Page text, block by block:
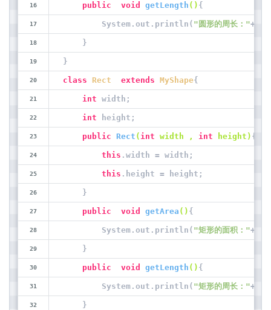
public void getLength () {
        System.out.println(
"圆形的周长："+
    }
}
class Rect extends MyShape{
int width;
int height;
public Rect ( int width , int height) {
this .width = width;
this .height = height;
    }
public void getArea () {
        System.out.println(
"矩形的面积："+
    }
public void getLength () {
        System.out.println(
"矩形的周长："+
    }